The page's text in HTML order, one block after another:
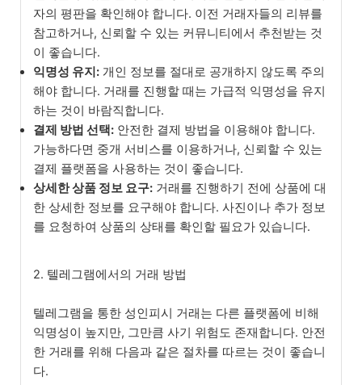
자의 평판을 확인해야 합니다. 이전 거래자들의 리뷰를
참고하거나, 신뢰할 수 있는 커뮤니티에서 추천받는 것
이 좋습니다.
익명성 유지: 개인 정보를 절대로 공개하지 않도록 주의
해야 합니다. 거래를 진행할 때는 가급적 익명성을 유지
하는 것이 바람직합니다.
결제 방법 선택: 안전한 결제 방법을 이용해야 합니다.
가능하다면 중개 서비스를 이용하거나, 신뢰할 수 있는
결제 플랫폼을 사용하는 것이 좋습니다.
상세한 상품 정보 요구: 거래를 진행하기 전에 상품에 대
한 상세한 정보를 요구해야 합니다. 사진이나 추가 정보
를 요청하여 상품의 상태를 확인할 필요가 있습니다.
2. 텔레그램에서의 거래 방법
텔레그램을 통한 성인피시 거래는 다른 플랫폼에 비해
익명성이 높지만, 그만큼 사기 위험도 존재합니다. 안전
한 거래를 위해 다음과 같은 절차를 따르는 것이 좋습니
다.